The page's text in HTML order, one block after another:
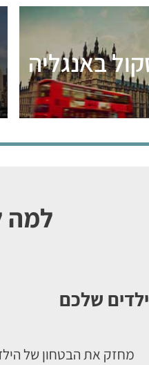
באנגליה
למה
שלכם
מחזק את הבטחון של